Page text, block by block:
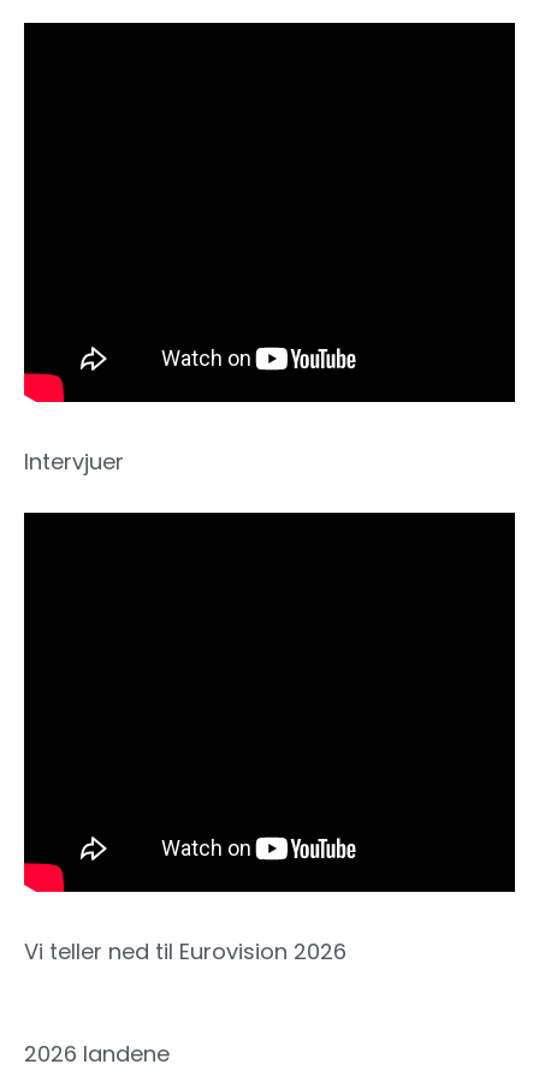
Intervjuer
Vi teller ned til Eurovision 2026
2026 landene